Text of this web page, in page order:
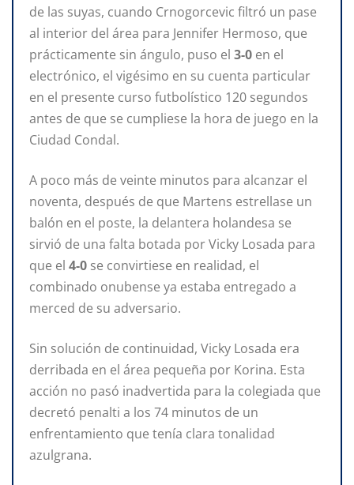
de las suyas, cuando Crnogorcevic filtró un pase
al interior del área para Jennifer Hermoso, que
prácticamente sin ángulo, puso el 3-0 en el
electrónico, el vigésimo en su cuenta particular
en el presente curso futbolístico 120 segundos
antes de que se cumpliese la hora de juego en la
Ciudad Condal.
A poco más de veinte minutos para alcanzar el
noventa, después de que Martens estrellase un
balón en el poste, la delantera holandesa se
sirvió de una falta botada por Vicky Losada para
que el 4-0 se convirtiese en realidad, el
combinado onubense ya estaba entregado a
merced de su adversario.
Sin solución de continuidad, Vicky Losada era
derribada en el área pequeña por Korina. Esta
acción no pasó inadvertida para la colegiada que
decretó penalti a los 74 minutos de un
enfrentamiento que tenía clara tonalidad
azulgrana.